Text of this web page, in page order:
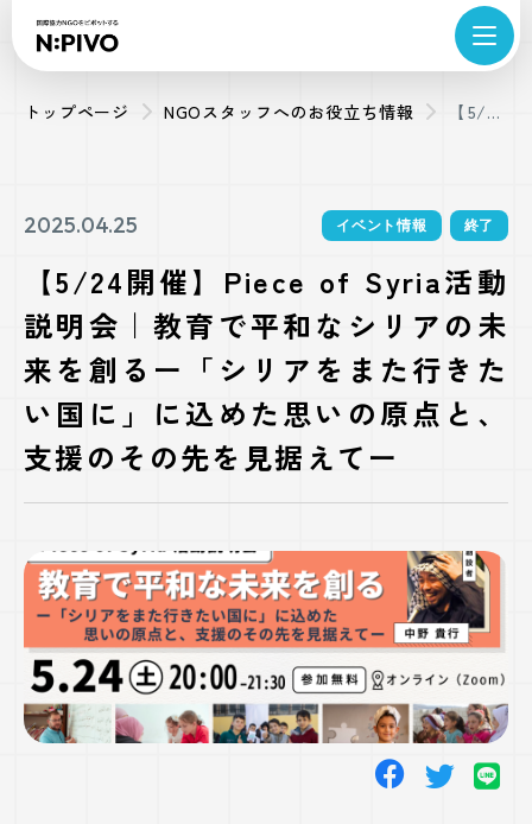
トップページ NGOスタッフへのお役立ち情報
【5/24
of
動説明
会｜教
育で平
和なシ
リアの
アをま
た行き
たい国
込めた
思いの
原点
2025.04.25 イベント情報 終了
【5/24開催】Piece of Syria活動
説明会｜教育で平和なシリアの未
来を創るー「シリアをまた行きた
い国に」に込めた思いの原点と、
支援のその先を見据えてー